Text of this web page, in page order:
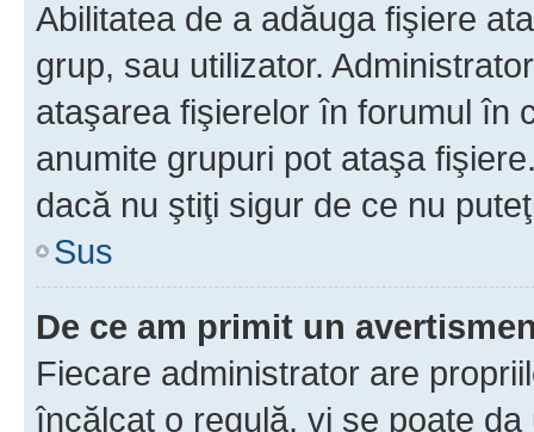
Abilitatea de a adăuga fişiere
grup, sau utilizator.
ataşarea fişierelor în forumul în
anumite grupuri pot ataşa
dacă nu ştiţi sigur de ce nu
Sus
De ce am primit un
Fiecare administrator are
încălcat o regulă, vi se poate